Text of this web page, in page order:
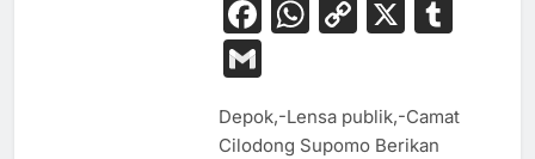
Facebook
WhatsApp
Copy
X
Gmail
Depok,-Lensa publik,-Camat
Cilodong Supomo Berikan